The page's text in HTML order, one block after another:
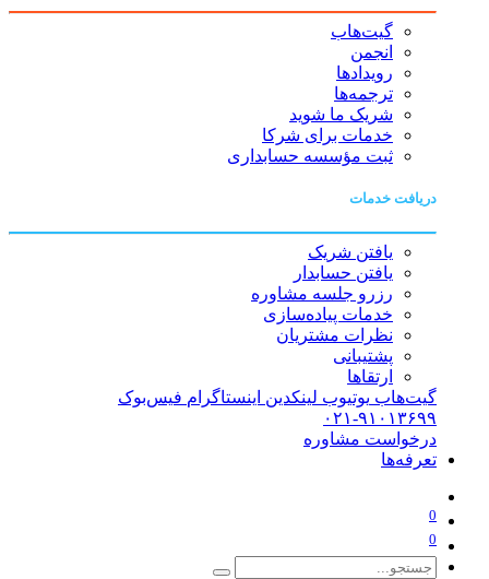
گیت‌هاب
انجمن
رویدادها
ترجمه‌ها
شریک ما شوید
خدمات برای شرکا
ثبت مؤسسه حسابداری
دریافت خدمات
یافتن شریک
یافتن حسابدار
رزرو جلسه مشاوره
خدمات پیاده‌سازی
نظرات مشتریان
پشتیبانی
ارتقاها
گیت‌هاب یوتیوب لینکدین اینستاگرام فیس‌بوک
۰۲۱-۹۱۰۱۳۶۹۹
درخواست مشاوره
تعرفه‌ها
0
0